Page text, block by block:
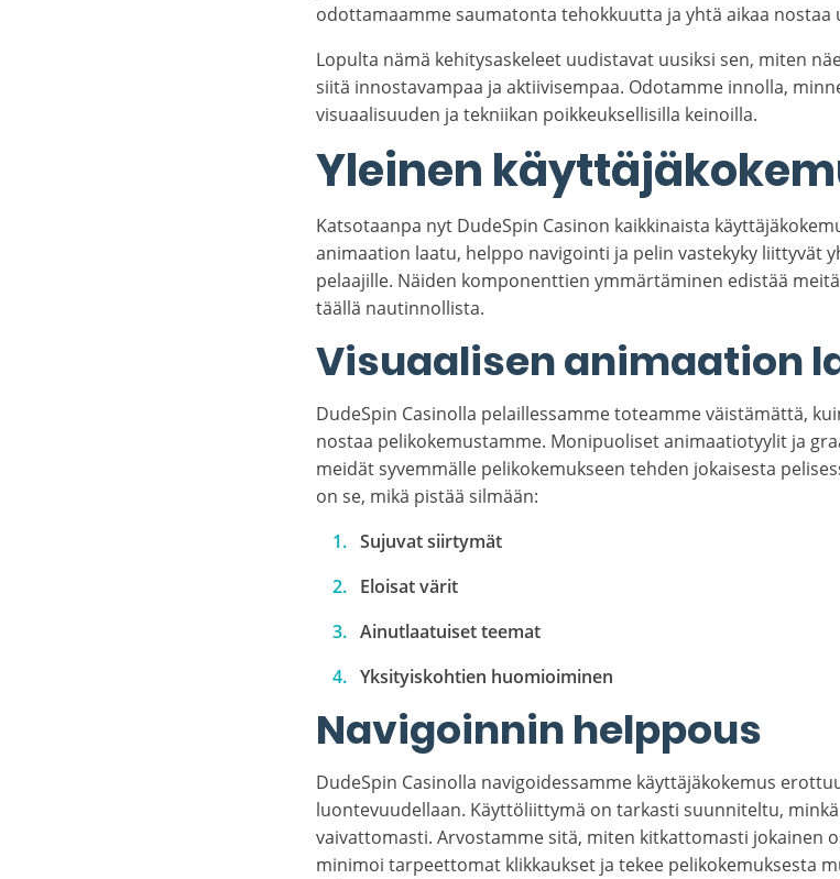
odottamaamme saumatonta tehokkuutta ja yhtä aikaa nostaa
Lopulta nämä kehitysaskeleet uudistavat uusiksi sen, miten
siitä innostavampaa ja aktiivisempaa. Odotamme innolla,
visuaalisuuden ja tekniikan poikkeuksellisilla keinoilla.
Yleinen
Katsotaanpa nyt DudeSpin Casinon kaikkinaista
animaation laatu, helppo navigointi ja pelin vastekyky liittyvät
pelaajille. Näiden komponenttien ymmärtäminen edistää
täällä nautinnollista.
Visuaalisen animaation
DudeSpin Casinolla pelaillessamme toteamme väistämättä,
nostaa pelikokemustamme. Monipuoliset animaatiotyylit ja
meidät syvemmälle pelikokemukseen tehden jokaisesta
on se, mikä pistää silmään:
Sujuvat siirtymät
Eloisat värit
Ainutlaatuiset teemat
Yksityiskohtien huomioiminen
Navigoinnin helppous
DudeSpin Casinolla navigoidessamme käyttäjäkokemus
luontevuudellaan. Käyttöliittymä on tarkasti suunniteltu,
vaivattomasti. Arvostamme sitä, miten kitkattomasti jokainen
minimoi tarpeettomat klikkaukset ja tekee pelikokemuksesta